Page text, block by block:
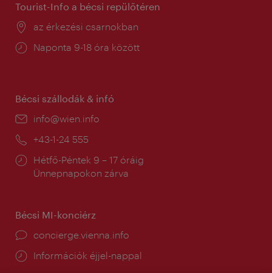
Tourist-Info a bécsi repülőtéren
Helyszín:
az érkezési csarnokban
Nyitva
Naponta 9-18 óra között
Bécsi szállodák & infó
E-
info@wien.info
Telefon:
+43-1-24 555
Nyitva
tartás:
Hétfő-Péntek 9 – 17 óráig
Ünnepnapokon zárva
Bécsi MI-konciérz
concierge.vienna.info
Információk éjjel-nappal